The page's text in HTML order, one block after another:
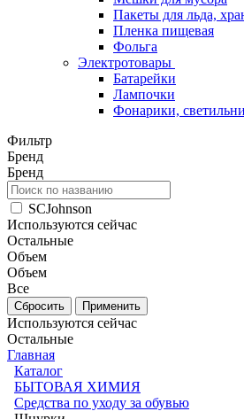
Пакеты для льда,
Пленка пищевая
Фольга
Электротовары
Батарейки
Лампочки
Фонарики,
Фильтр
Бренд
Бренд
SCJohnson
Используются сейчас
Остальные
Объем
Объем
Все
Используются сейчас
Остальные
Главная
Каталог
БЫТОВАЯ ХИМИЯ
Средства по уходу за обувью